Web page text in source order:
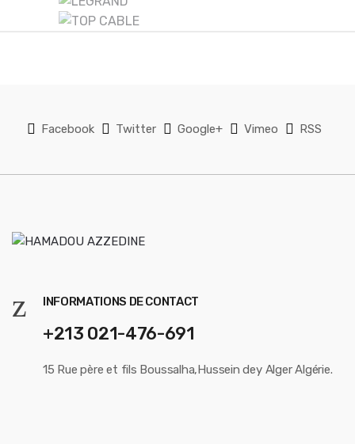
o
s
Facebook Twitter Google+ Vimeo RSS
INFORMATIONS DE CONTACT
+213 021-476-691
15 Rue père et fils Boussalha,Hussein dey Alger Algérie.